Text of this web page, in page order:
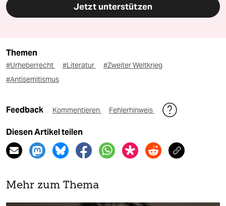
Jetzt unterstützen
Themen
#Urheberrecht #Literatur
#Zweiter Weltkrieg
#Antisemitismus
Feedback Kommentieren Fehlerhinweis
Diesen Artikel teilen
Mehr zum Thema